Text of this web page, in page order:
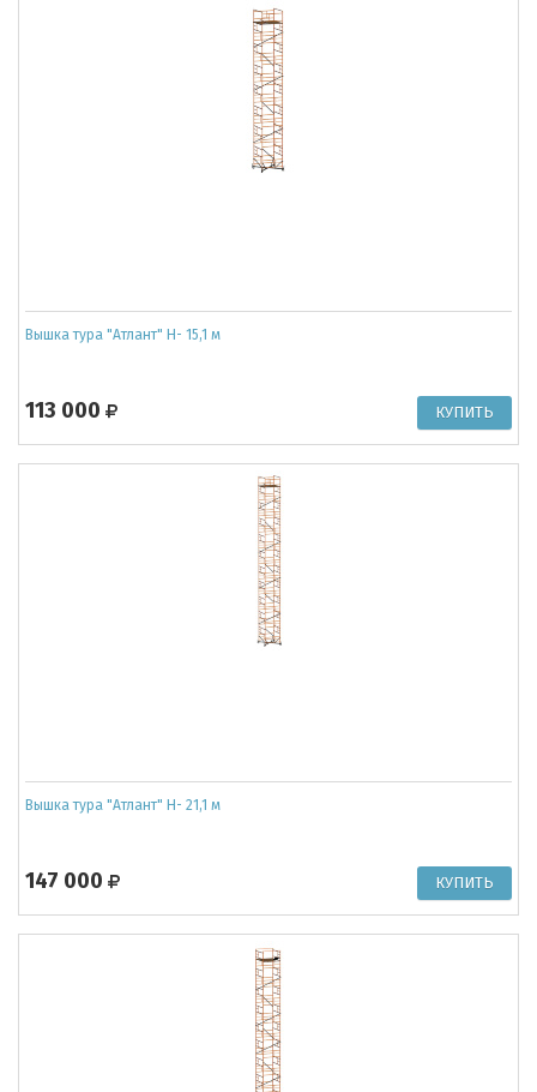
Вышка тура "Атлант" Н- 15,1 м
113 000
Вышка тура "Атлант" Н- 21,1 м
147 000